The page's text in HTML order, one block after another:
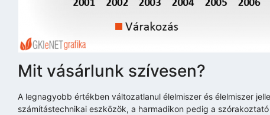
Mit vásárlunk szívesen?
A legnagyobb értékben változatlanul élelmiszer és élelmiszer
számítástechnikai eszközök, a harmadikon pedig a